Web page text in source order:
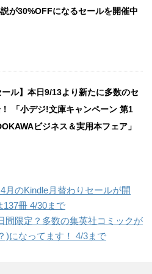
が30%OFFになるセールを開催中
ール】本日9/13より新たに多数のセ
「小デジ!文庫キャンペーン 第1
ビジネス＆実用本フェア」
月のKindle月替わりセールが開
冊 4/30まで
間限定？多数の集英社コミックが
)になってます！ 4/3まで